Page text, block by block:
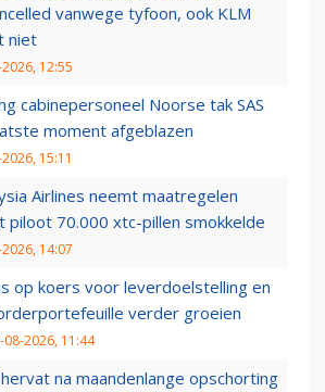
vanwege tyfoon, ook KLM
niet
12:55
cabinepersoneel Noorse tak SAS
moment afgeblazen
15:11
Airlines neemt maatregelen
piloot 70.000 xtc-pillen smokkelde
14:07
op koers voor leverdoelstelling en
verder groeien
08-2026, 11:44
na maandenlange opschorting